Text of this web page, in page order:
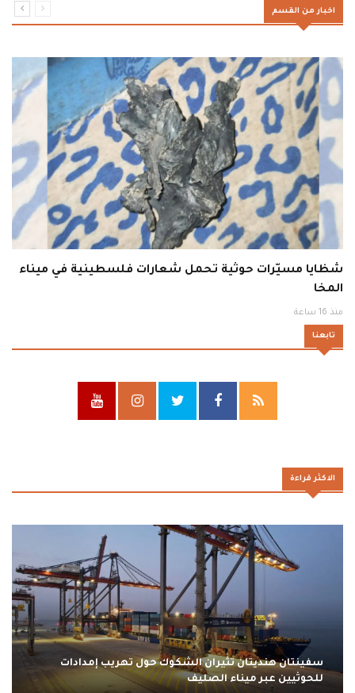
اخبار من القسم
شظايا مسيّرات حوثية تحمل شعارات فلسطينية في ميناء
المخا
منذ 16 ساعة
تابعنا
الاكثر قراءة
سفينتان هنديتان تثيران الشكوك حول تهريب إمدادات
للحوثيين عبر ميناء الصليف